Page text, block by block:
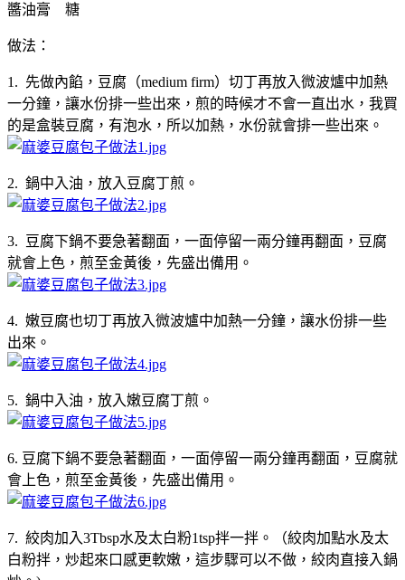
醬油膏 糖
做法：
1. 先做內餡，豆腐（medium firm）切丁再放入微波爐中加熱
一分鐘，讓水份排一些出來，煎的時候才不會一直出水，我買
的是盒裝豆腐，有泡水，所以加熱，水份就會排一些出來。
2. 鍋中入油，放入豆腐丁煎。
3. 豆腐下鍋不要急著翻面，一面停留一兩分鐘再翻面，豆腐
就會上色，煎至金黃後，先盛出備用。
4. 嫩豆腐也切丁再放入微波爐中加熱一分鐘，讓水份排一些
出來。
5. 鍋中入油，放入嫩豆腐丁煎。
6. 豆腐下鍋不要急著翻面，一面停留一兩分鐘再翻面，豆腐就
會上色，煎至金黃後，先盛出備用。
7. 絞肉加入3Tbsp水及太白粉1tsp拌一拌。（絞肉加點水及太
白粉拌，炒起來口感更軟嫩，這步驟可以不做，絞肉直接入鍋